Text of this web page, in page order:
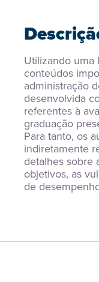
Utilizando uma
conteúdos
administração
desenvolvida
referentes à
graduação
Para tanto, os
indiretamente
detalhes sobre
objetivos, as
de